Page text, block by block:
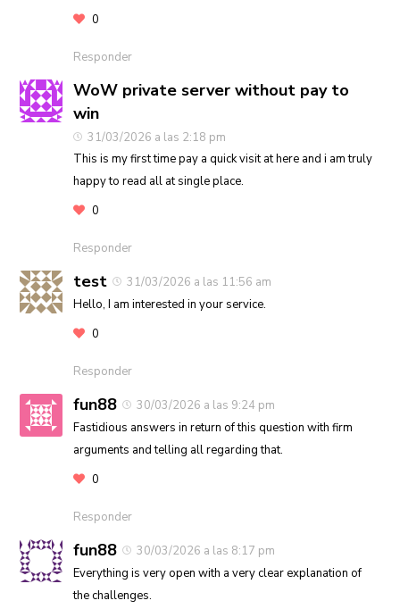
0
Responder
WoW private server without pay to
win
31/03/2026 a las 2:18 pm
This is my first time pay a quick visit at here and i am truly
happy to read all at single place.
0
Responder
test
31/03/2026 a las 11:56 am
Hello, I am interested in your service.
0
Responder
fun88
30/03/2026 a las 9:24 pm
Fastidious answers in return of this question with firm
arguments and telling all regarding that.
0
Responder
fun88
30/03/2026 a las 8:17 pm
Everything is very open with a very clear explanation of
the challenges.